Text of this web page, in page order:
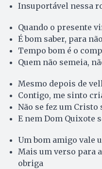
Insuportável nessa
Quando o presente
É bom saber, para
Tempo bom é o
Quem não semeia,
Mesmo depois de
Contigo, me sinto
Não se fez um Cristo
E nem Dom Quixote
Um bom amigo vale
Mais um verso para
obriga